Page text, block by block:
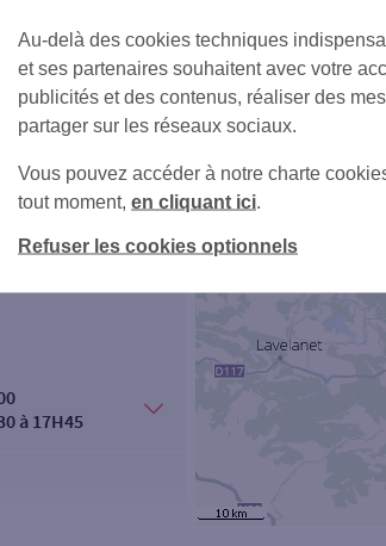
Prendre RDV
à 17H45
Au-delà des cookies techniques
et ses partenaires souhaitent avec votre
publicités et des contenus, réaliser des
partager sur les réseaux sociaux.
Vous pouvez accéder à notre charte
tout moment, en cliquant ici.
Refuser les cookies optionnels